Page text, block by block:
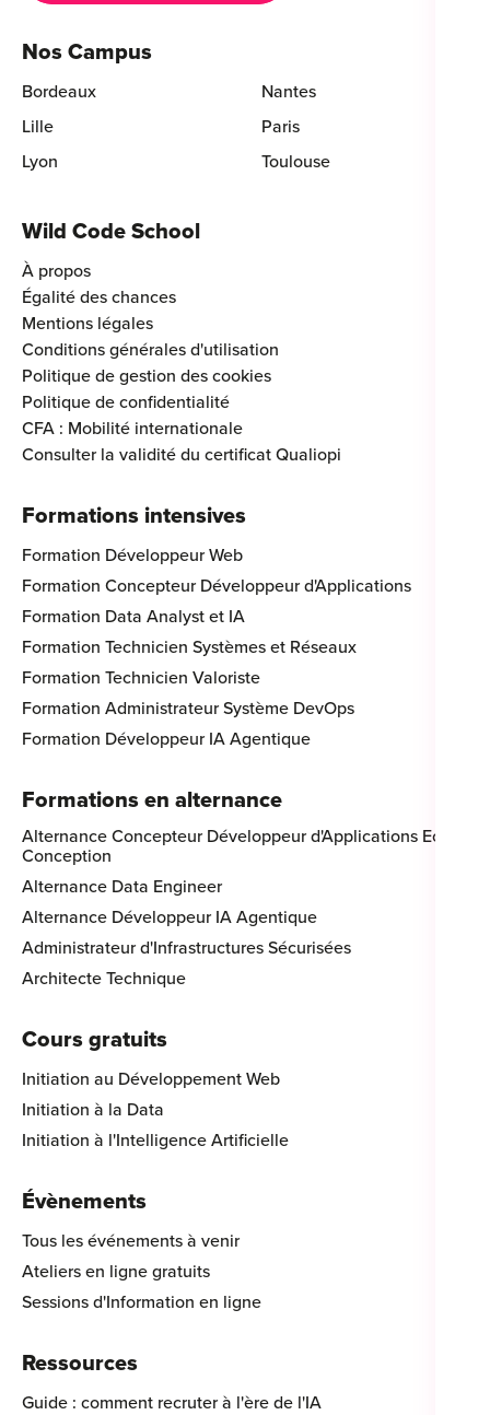
Nos Campus
Bordeaux
Lille
Lyon
Nantes
Paris
Toulouse
Wild Code School
À propos
Égalité des chances
Mentions légales
Conditions générales d'utilisation
Politique de gestion des cookies
Politique de confidentialité
CFA : Mobilité internationale
Consulter la validité du certificat Qualiopi
Formations intensives
Formation Développeur Web
Formation Concepteur Développeur d'Applications
Formation Data Analyst et IA
Formation Technicien Systèmes et Réseaux
Formation Technicien Valoriste
Formation Administrateur Système DevOps
Formation Développeur IA Agentique
Formations en alternance
Alternance Concepteur Développeur d'Applications Eco-
Conception
Alternance Data Engineer
Alternance Développeur IA Agentique
Administrateur d'Infrastructures Sécurisées
Architecte Technique
Cours gratuits
Initiation au Développement Web
Initiation à la Data
Initiation à l'Intelligence Artificielle
Évènements
Tous les événements à venir
Ateliers en ligne gratuits
Sessions d'Information en ligne
Ressources
Guide : comment recruter à l'ère de l'IA